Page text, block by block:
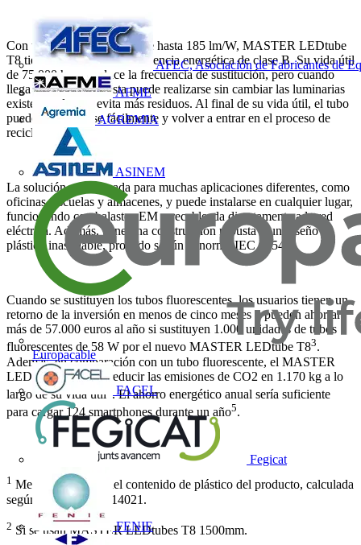
AFEC, Asociación de Fabricantes de
AFME
AGREMIA
ASINEM
Europacable
FACEL
Fegicat
FENIE
Con una eficacia lumínica de hasta 185 lm/W, MASTER LEDtube
T8 tiene una etiqueta de eficiencia energética de clase B. Su vida útil
de 75.000 horas reduce la frecuencia de sustitución, pero cuando
llega ese momento, ésta puede realizarse sin cambiar las luminarias
existentes, lo que evita más residuos. Al final de su vida útil, el tubo
puede desmontarse fácilmente y volver a entrar en el proceso de
reciclaje.
La solución es adecuada para muchas aplicaciones diferentes, como
oficinas, escuelas y almacenes, y puede instalarse en cualquier lugar,
funcionando con balastos EM o recableada directamente a la red
eléctrica. Además, tiene una construcción robusta y un diseño de
plástico inastillable, probado según la norma IEC 61549.
Cuando se sustituyen los tubos fluorescentes, los usuarios tienen un
retorno de la inversión en menos de cinco meses y pueden ahorrar
más de 57.000 euros al año si sustituyen 1.000 unidades de tubos
fluorescentes de 58 W por el nuevo MASTER LEDtube T83.
Además, en comparación con un tubo fluorescente, el MASTER
LEDtube T8 puede reducir las emisiones de CO2 en 1.170 kg a lo
largo de su vida útil . El ahorro energético anual sería suficiente
para cargar 124 smartphones durante un año5.
1 Media ponderada del contenido de plástico del producto, calculada
según la norma ISO 14021.
2 Si se usan MASTER LEDtubes T8 1500mm.